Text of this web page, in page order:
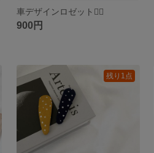
車デザインロゼット❁⃘
900円
残り1点